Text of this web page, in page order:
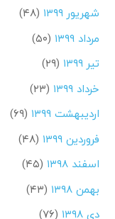
شهریور ۱۳۹۹
(۴۸)
مرداد ۱۳۹۹
(۵۰)
تیر ۱۳۹۹
(۲۹)
خرداد ۱۳۹۹
(۲۳)
اردیبهشت ۱۳۹۹
(۶۹)
فروردین ۱۳۹۹
(۴۸)
اسفند ۱۳۹۸
(۴۵)
بهمن ۱۳۹۸
(۴۳)
دی ۱۳۹۸
(۷۶)